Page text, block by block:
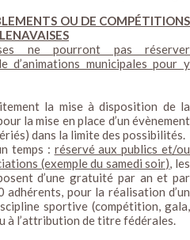
OU DE COMPÉTITIONS
ne pourront pas réserver
d’animations municipales pour y
la mise à disposition de la
la mise en place d’un évènement
dans la limite des possibilités.
temps : réservé aux publics et/ou
(exemple du samedi soir) , les
d’une gratuité par an et par
pour la réalisation d’un
sportive (compétition, gala,
à l’attribution de titre fédérales.